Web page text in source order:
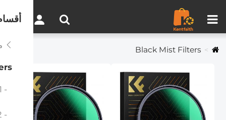
0
Black Mist Filters
- Black Mist 1
- Black Mist 1/2